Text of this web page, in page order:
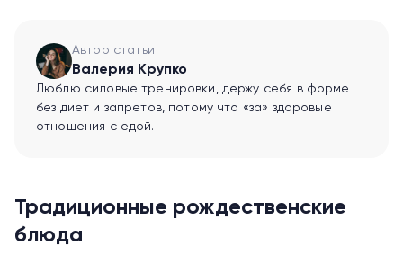
Автор статьи
Валерия Крупко
Люблю силовые тренировки, держу себя в форме
без диет и запретов, потому что «за» здоровые
отношения с едой.
Традиционные рождественские
блюда